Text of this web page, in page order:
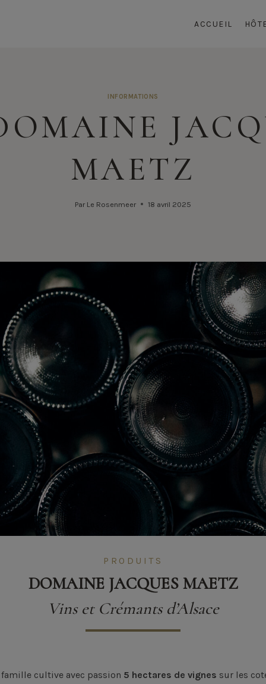
ACCUEIL
INFORMATIONS
MAETZ
Par Le Rosenmeer 18 avril 2025
PRODUITS
DOMAINE JACQUES MAETZ
Vins et Crémants d’Alsace
cultive avec passion 5 hectares de vignes sur les